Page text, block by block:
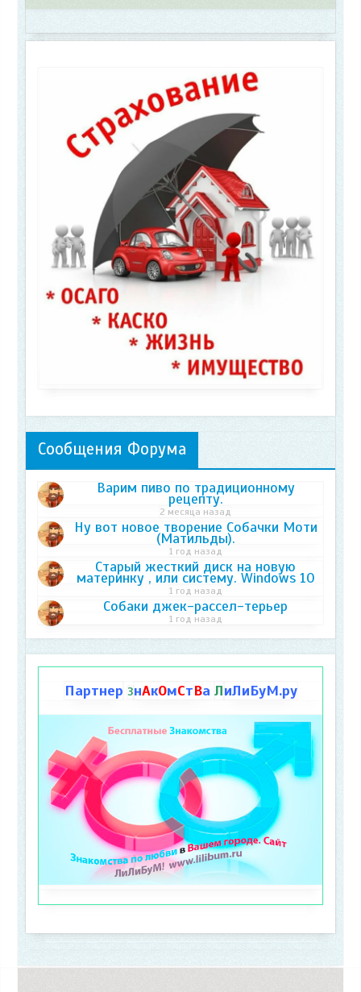
Сообщения Форума
Варим пиво по традиционному
рецепту.
2 месяца назад
Ну вот новое творение Собачки Моти
(Матильды).
1 год назад
Старый жесткий диск на новую
материнку , или систему. Windows 10
1 год назад
Собаки джек-рассел-терьер
1 год назад
Партнер ЗнАкОмСтВа ЛиЛиБуМ.ру